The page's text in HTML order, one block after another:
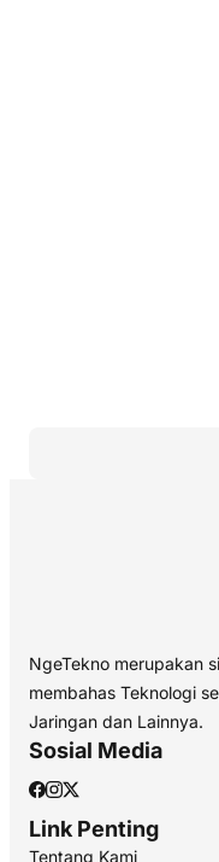
NgeTekno merupakan
membahas Teknologi
Jaringan dan Lainnya.
Sosial Media
Link Penting
Tentang Kami